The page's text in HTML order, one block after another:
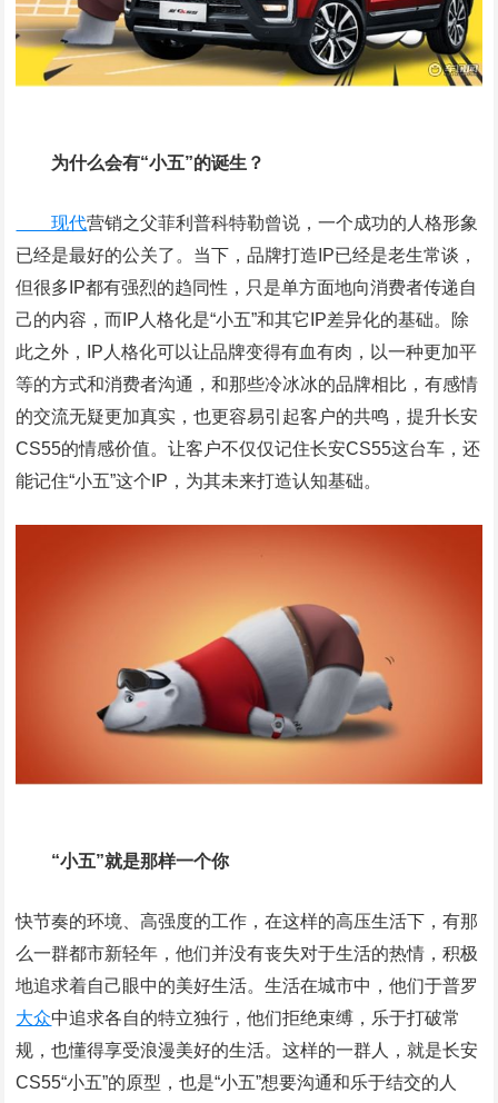
为什么会有“小五”的诞生？
现代营销之父菲利普科特勒曾说，一个成功的人格形象
已经是最好的公关了。当下，品牌打造IP已经是老生常谈，
但很多IP都有强烈的趋同性，只是单方面地向消费者传递自
己的内容，而IP人格化是“小五”和其它IP差异化的基础。除
此之外，IP人格化可以让品牌变得有血有肉，以一种更加平
等的方式和消费者沟通，和那些冷冰冰的品牌相比，有感情
的交流无疑更加真实，也更容易引起客户的共鸣，提升长安
CS55的情感价值。让客户不仅仅记住长安CS55这台车，还
能记住“小五”这个IP，为其未来打造认知基础。
“小五”就是那样一个你
快节奏的环境、高强度的工作，在这样的高压生活下，有那
么一群都市新轻年，他们并没有丧失对于生活的热情，积极
地追求着自己眼中的美好生活。生活在城市中，他们于普罗
大众中追求各自的特立独行，他们拒绝束缚，乐于打破常
规，也懂得享受浪漫美好的生活。这样的一群人，就是长安
CS55“小五”的原型，也是“小五”想要沟通和乐于结交的人